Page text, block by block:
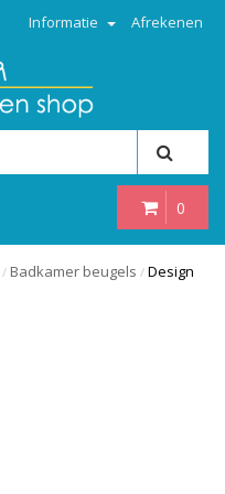
Informatie Afrekenen
0
/ Badkamer beugels / Design